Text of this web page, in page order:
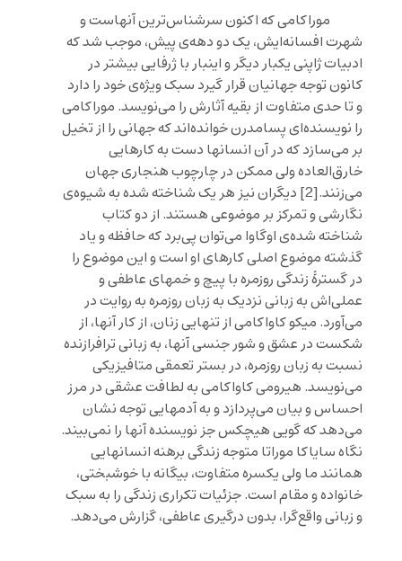
موراکامی که اکنون سرشناس‌ترین آنهاست و
شهرت افسانه‌ایش، یک دو دهه‌ی پیش، موجب شد که
ادبیات ژاپنی یکبار دیگر و اینبار با ژرفایی بیشتر در
کانون توجه جهانیان قرار گیرد سبک ویژه‌ی خود را دارد
و تا حدی متفاوت از بقیه آثارش را می‌نویسد. موراکامی
را نویسنده‌ای پسامدرن خوانده‌اند که جهانی را از تخیل
بر می‌سازد که در آن انسانها دست به کارهایی
خارق‌العاده ولی ممکن در چارچوب هنجاری جهان
می‌زنند.[2]
دیگران نیز هر یک شناخته شده به شیوه‌ی
نگارشی و تمرکز بر موضوعی هستند. از دو کتاب
شناخته شده‌ی اوگاوا می‌توان پی‌برد که حافظه و یاد
گذشته موضوع اصلی کارهای او است و این موضوع را
در گسترۀ زندگی روزمره با پیچ و خمهای عاطفی و
عملی‌اش به زبانی نزدیک به زبان روزمره به روایت در
می‌آورد. میکو کاواکامی از تنهایی زنان، از کار آنها، از
شکست در عشق و شور جنسی آنها، به زبانی ترافرازنده
نسبت به زبان روزمره، در بستر تعمقی متافیزیکی
می‌نویسد. هیرومی کاواکامی به لطافت عشقی در مرز
احساس و بیان‌ می‌پردازد و به آدمهایی توجه نشان
می‌دهد که گویی هیچکس جز نویسنده آنها را نمی‌بیند.
نگاه سایاکا موراتا متوجه زندگی برهنه انسانهایی
همانند ما ولی یکسره متفاوت، بیگانه با خوشبختی،
خانواده و مقام است. جزئیات تکراری زندگی را به سبک
و زبانی واقع‌گرا، بدون درگیری عاطفی، گزارش می‌دهد.